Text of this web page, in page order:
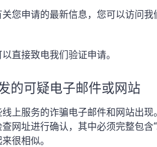
您申请的最新信息，您可以访问
直接致电我们验证申请。
的可疑电子邮件或网站
上服务的诈骗电子邮件和网站出
网址进行确认，其中必须完整包
很相似。